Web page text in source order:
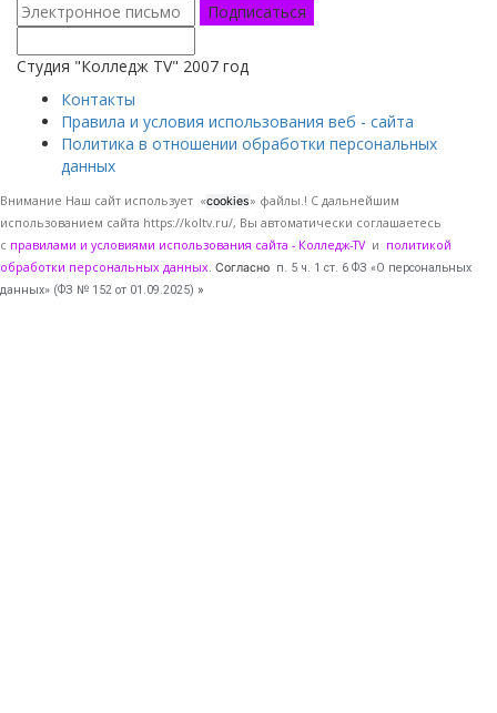
Подписаться
Студия "Колледж TV" 2007 год
Контакты
Правила и условия использования веб - сайта
Политика в отношении обработки персональных
данных
Внимание Наш сайт использует «cookies» файлы.! С дальнейшим
использованием сайта https://koltv.ru/, Вы автоматически соглашаетесь
с правилами и условиями использования сайта - Колледж-TV и политикой
обработки персональных данных. Согласно п. 5 ч. 1 ст. 6 ФЗ «О персональных
данных» (ФЗ № 152 от 01.09.2025) »